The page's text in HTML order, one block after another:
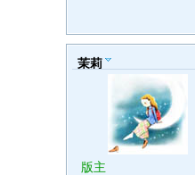
茉莉
版主